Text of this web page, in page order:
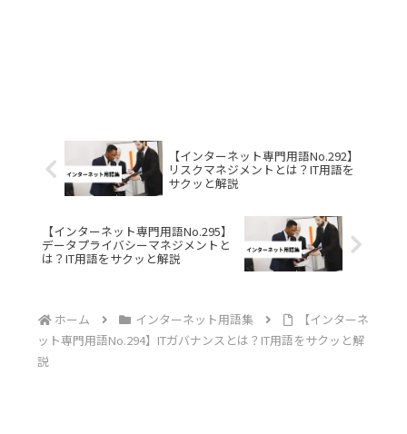
【インターネット専門用語No.292】
リスクマネジメントとは？IT用語を
サクッと解説
【インターネット専門用語No.295】
データプライバシーマネジメントと
は？IT用語をサクッと解説
ホーム インターネット用語集
【インターネ
ット専門用語No.294】ITガバナンスとは？IT用語をサクッと解
説